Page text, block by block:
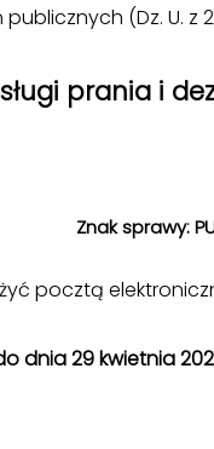
(Dz. U. z
prania i
Znak sprawy:
pocztą
dnia 29 kwietnia